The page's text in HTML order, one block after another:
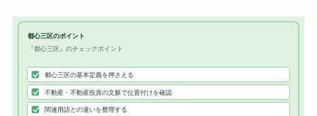
都心三区のポイント
『都心三区』のチェックポイント
都心三区の基本定義を押さえる
不動産・不動産投資の文脈で位置付けを確認
関連用語との違いを整理する